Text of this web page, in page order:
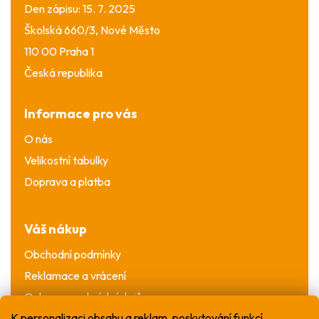
Den zápisu: 15. 7. 2025
Školská 660/3, Nové Město
110 00 Praha 1
Česká republika
Informace pro vás
O nás
Velikostní tabulky
Doprava a platba
Váš nákup
Obchodní podmínky
Reklamace a vrácení
Ochrana osobních údajů